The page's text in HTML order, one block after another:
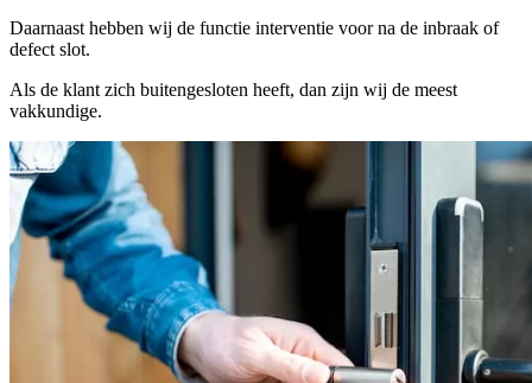
Daarnaast hebben wij de functie interventie voor na de inbraak of
defect slot.
Als de klant zich buitengesloten heeft, dan zijn wij de meest
vakkundige.